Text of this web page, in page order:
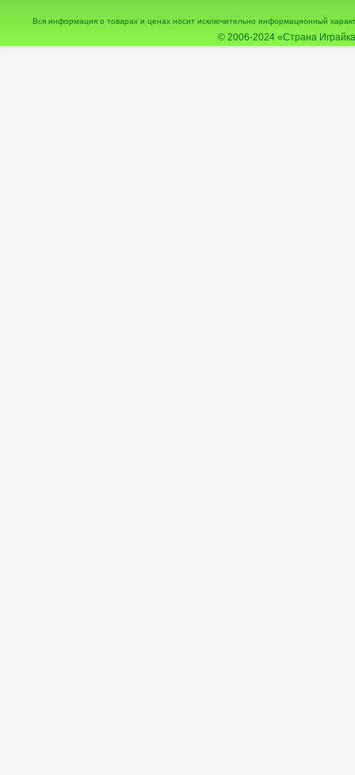
Вся информация о товарах и ценах носит исключительно информационный
© 2006-2024 «Страна